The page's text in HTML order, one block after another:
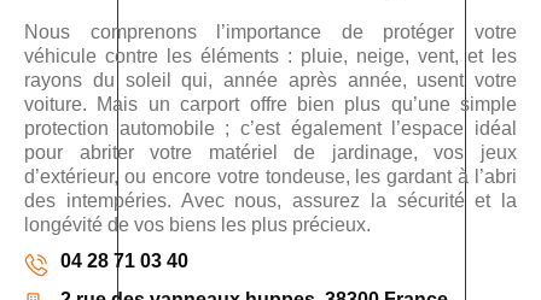
Nous comprenons l’importance de protéger votre
véhicule contre les éléments : pluie, neige, vent, et les
rayons du soleil qui, année après année, usent votre
voiture. Mais un carport offre bien plus qu’une simple
protection automobile ; c’est également l’espace idéal
pour abriter votre matériel de jardinage, vos jeux
d’extérieur, ou encore votre tondeuse, les gardant à l’abri
des intempéries. Avec nous, assurez la sécurité et la
longévité de vos biens les plus précieux.
04 28 71 03 40